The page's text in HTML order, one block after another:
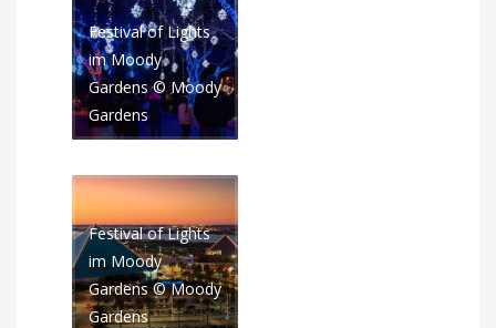
Festival of Lights
im Moody
Gardens © Moody
Gardens
Festival of Lights
im Moody
Gardens © Moody
Gardens